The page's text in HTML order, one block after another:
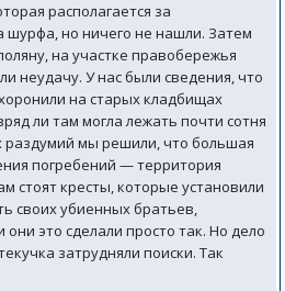
располагается за
шурфа, но ничего не нашли. Затем
на участке правобережья
неудачу. У нас были сведения, что
на старых кладбищах
ли там могла лежать почти сотня
раздумий мы решили, что большая
погребений — территория
стоят кресты, которые установили
своих убиенных братьев,
это сделали просто так. Но дело
затрудняли поиски. Так